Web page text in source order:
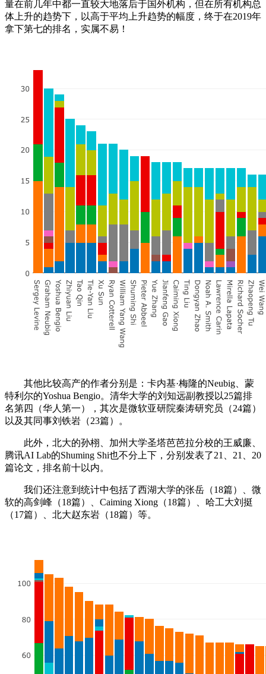
量在前几年中都一直较大地落后于国外机构，但在所有机构总
体上升的趋势下，以高于平均上升趋势的幅度，终于在2019年
拿下第七的排名，实属不易！
其他比较高产的作者分别是：卡内基·梅隆的Neubig、蒙
特利尔的Yoshua Bengio。清华大学的刘知远副教授以25篇排
名第四（华人第一），其次是微软亚研院秦涛研究员（24篇）
以及其同事刘铁岩（23篇）。
此外，北大的孙栩、加州大学圣塔芭芭拉分校的王威廉、
腾讯AI Lab的Shuming Shi也不分上下，分别发表了21、21、20
篇论文，排名前十以内。
我们还注意到统计中包括了西湖大学的张岳（18篇）、微
软的高剑峰（18篇）、Caiming Xiong（18篇）、哈工大刘挺
（17篇）、北大赵东岩（18篇）等。